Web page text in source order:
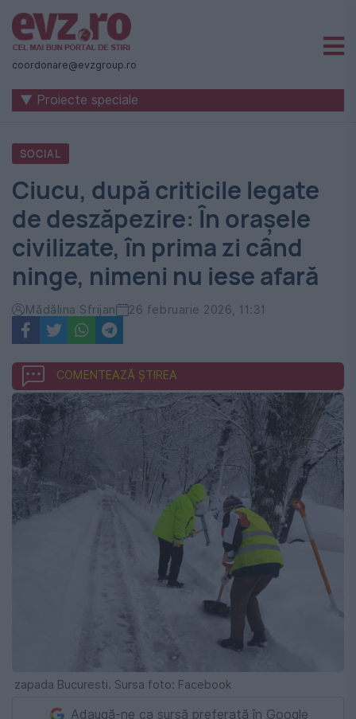
Știri
naționale
internaționale
România
-
Evenimentul
Zilei
coordonare@evzgroup.ro
▼ Proiecte speciale
SOCIAL
Ciucu, după criticile legate
de deszăpezire: În orașele
civilizate, în prima zi când
ninge, nimeni nu iese afară
Mădălina Sfrijan 26 februarie 2026, 11:31
COMENTEAZĂ ȘTIREA
zapada Bucuresti. Sursa foto: Facebook
Adaugă-ne ca sursă preferată în Google